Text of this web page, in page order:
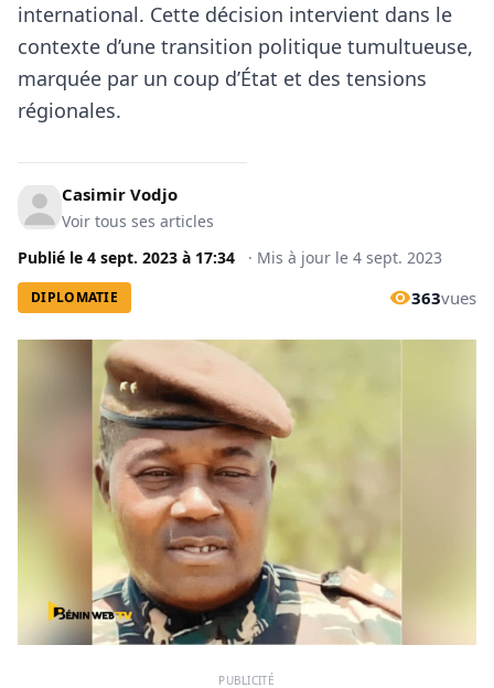
international. Cette décision intervient dans le
contexte d’une transition politique tumultueuse,
marquée par un coup d’État et des tensions
régionales.
Casimir Vodjo
Voir tous ses articles
Publié le 4 sept. 2023 à 17:34 · Mis à jour le 4 sept. 2023
DIPLOMATIE 363vues
PUBLICITÉ